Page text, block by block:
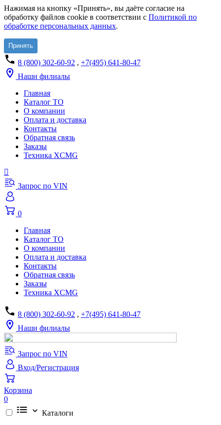
Нажимая на кнопку «Принять», вы даёте согласие на
обработку файлов cookie в соответствии с Политикой по
обработке персональных данных.
Принять
8 (800) 302-60-92 , +7(495) 641-80-47
Наши филиалы
Главная
Каталог ТО
О компании
Оплата и доставка
Контакты
Обратная связь
Заказы
Техника XCMG
Запрос по VIN
0
Главная
Каталог ТО
О компании
Оплата и доставка
Контакты
Обратная связь
Заказы
Техника XCMG
8 (800) 302-60-92 , +7(495) 641-80-47
Наши филиалы
Запрос по VIN
Вход/Регистрация
Корзина
0
Каталоги